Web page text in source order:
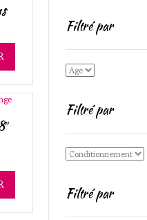
Filtré par
Filtré par
Filtré par